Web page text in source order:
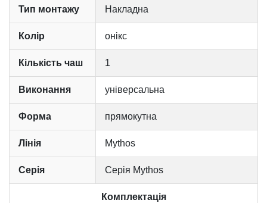
Тип монтажу Накладна
Колір онікс
Кількість чаш 1
Виконання універсальна
Форма прямокутна
Лінія Mythos
Серія Серія Mythos
Комплектація